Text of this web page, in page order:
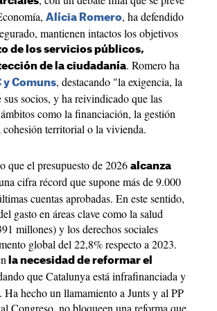
Alícia Romero, ha defendido
mantienen intactos los objetivos
de los servicios públicos,
de la ciudadanía. Romero ha
y Comuns, destacando "la exigencia, la
socios, y ha reivindicado que las
como la financiación, la gestión
territorial o la vivienda.
que el presupuesto de 2026 alcanza
cifra récord que supone más de 9.000
cuentas aprobadas. En este sentido,
gasto en áreas clave como la salud
millones) y los derechos sociales
global del 22,8% respecto a 2023.
la necesidad de reformar el
que Catalunya está infrafinanciada y
hecho un llamamiento a Junts y al PP
Congreso, no bloqueen una reforma que